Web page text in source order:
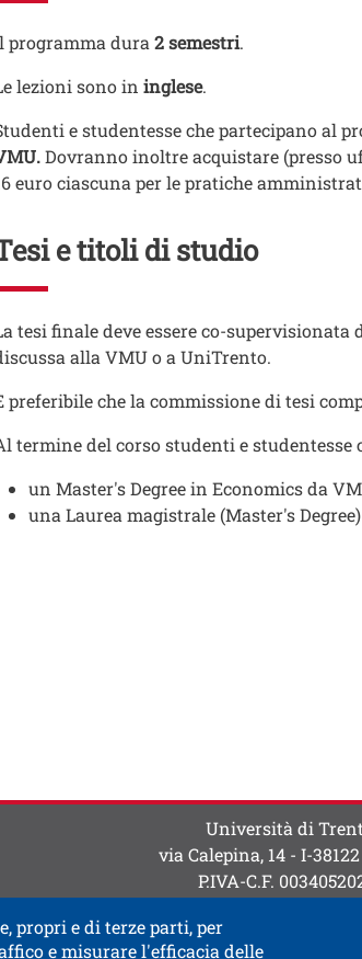
programma dura 2 semestri.
lezioni sono in inglese.
e studentesse che partecipano al
Dovranno inoltre acquistare (presso
euro ciascuna per le pratiche
e titoli di studio
tesi finale deve essere co-
alla VMU o a UniTrento.
preferibile che la commissione di tesi
termine del corso studenti e studentesse
un Master's Degree in Economics da
una Laurea magistrale (Master's
propri e di terze parti, per
e misurare l'efficacia delle
Università di
via Calepina, 14 - I-
P.IVA-C.F.